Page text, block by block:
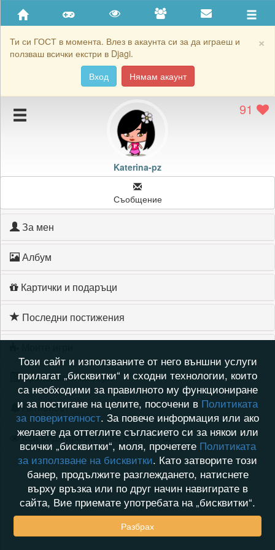
×
Ти си ГОСТ в момента. Влез в акаунта си за да играеш и
ползваш всички екстри в Djagi.
Вход
Нямам акаунт
Приятели
Хронология на игри
Подаръците на Katerina-pz
Картичките на Katerina-pz
Блокирай Katerina-pz
91
Katerina-pz
Съобщение
За мен
Албум
Картички и подаръци
Последни постижения
Хронология на игри
Активност
Кой видя профила на Katerina-pz
Този сайт и използваните от него външни услуги
прилагат „бисквитки“ и сходни технологии, които
са необходими за правилното му функциониране
и за постигане на целите, посочени в Политиката
за поверителност. За повече информация или ако
желаете да оттеглите съгласието си за някои или
всички „бисквитки“, моля, прочетете Политиката
за използване на бисквитки. Като затворите този
банер, продължите разглеждането, натиснете
върху връзка или по друг начин навигирате в
сайта, Вие приемате употребата на „бисквитки“.
Разбрах